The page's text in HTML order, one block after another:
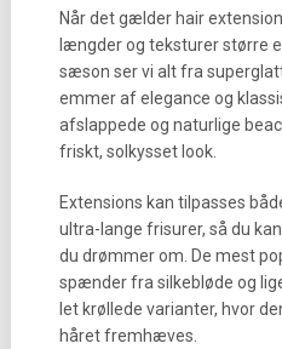
Når det gælder hair
længder og teksturer større
sæson ser vi alt fra
emmer af elegance og
afslappede og naturlige
friskt, solkysset look.
Extensions kan tilpasses
ultra-lange frisurer, så du
du drømmer om. De mest
spænder fra silkebløde og
let krøllede varianter, hvor
håret fremhæves.